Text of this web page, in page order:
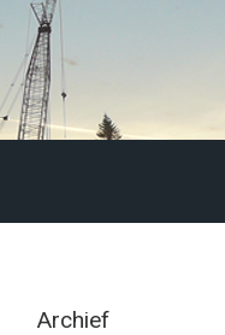
Archief